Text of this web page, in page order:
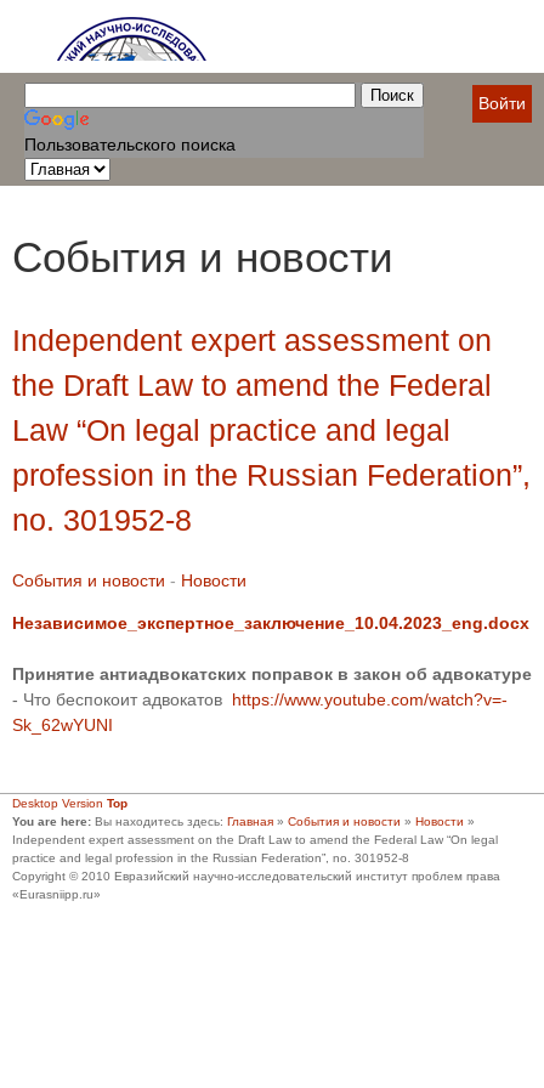
Пользовательского поиска
Войти
События и новости
Independent expert assessment on
the Draft Law to amend the Federal
Law “On legal practice and legal
profession in the Russian Federation”,
no. 301952-8
События и новости - Новости
Независимое_экспертное_заключение_10.04.2023_eng.docx
Принятие антиадвокатских поправок в закон об адвокатуре
- Что беспокоит адвокатов https://www.youtube.com/watch?v=-
Sk_62wYUNI
Desktop Version Top
You are here: Вы находитесь здесь: Главная » События и новости » Новости »
Independent expert assessment on the Draft Law to amend the Federal Law “On legal
practice and legal profession in the Russian Federation”, no. 301952-8
Copyright © 2010 Евразийский научно-исследовательский институт проблем права
«Eurasniipp.ru»